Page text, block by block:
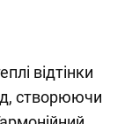
відтінки
створюючи